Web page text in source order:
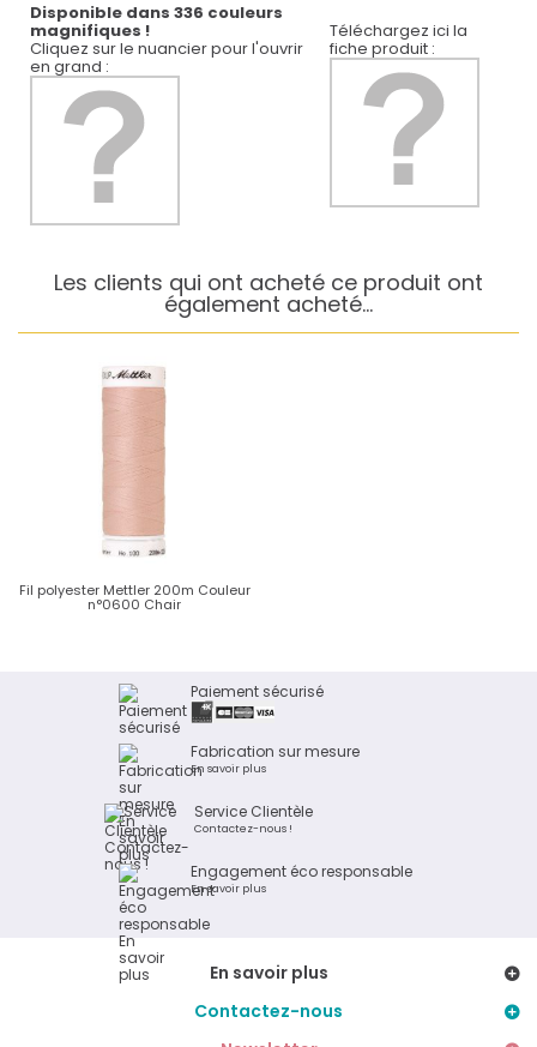
Disponible dans 336 couleurs
magnifiques !
Cliquez sur le nuancier pour l'ouvrir
en grand :
Téléchargez ici la
fiche produit :
Les clients qui ont acheté ce produit ont
également acheté...
Fil polyester Mettler 200m Couleur
n°0600 Chair
Paiement sécurisé
Fabrication sur mesure
En savoir plus
Service Clientèle
Contactez-nous !
Engagement éco responsable
En savoir plus
En savoir plus
Contactez-nous